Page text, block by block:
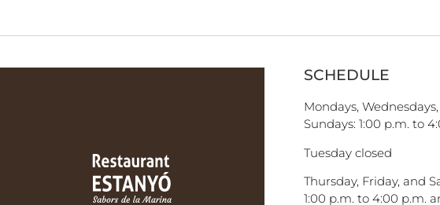
SCHEDULE
Mondays,
Sundays: 1:00 p.m. to
Tuesday closed
Thursday, Friday, and
1:00 p.m. to 4:00 p.m.